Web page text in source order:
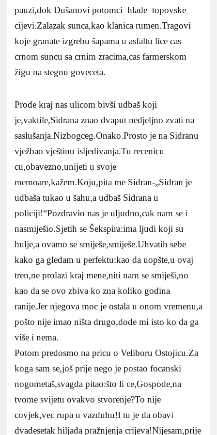
pauzi,dok Dušanovi potomci hlade topovske
cijevi.Zalazak sunca,kao klanica rumen.Tragovi
koje granate izgrebu šapama u asfaltu lice cas
crnom suncu sa crnim zracima,cas farmerskom
žigu na stegnu goveceta.
Prode kraj nas ulicom bivši udbaš koji
je,vaktile,Sidrana znao dvaput nedjeljno zvati na
saslušanja.Nizbogceg.Onako.Prosto je na Sidranu
vježbao vještinu isljedivanja.Tu recenicu
cu,obavezno,unijeti u svoje
memoare,kažem.Koju,pita me Sidran-„Sidran je
udbaša tukao u šahu,a udbaš Sidrana u
policiji!“Pozdravio nas je uljudno,cak nam se i
nasmiješio.Sjetih se Šekspira:ima ljudi koji su
hulje,a ovamo se smiješe,smiješe.Uhvatih sebe
kako ga gledam u perfektu:kao da uopšte,u ovaj
tren,ne prolazi kraj mene,niti nam se smiješi,no
kao da se ovo zbiva ko zna koliko godina
ranije.Jer njegova moc je ostala u onom vremenu,a
pošto nije imao ništa drugo,dode mi isto ko da ga
više i nema.
Potom predosmo na pricu o Veliboru Ostojicu.Za
koga sam se,još prije nego je postao focanski
nogometaš,svagda pitao:što li ce,Gospode,na
tvome svijetu ovakvo stvorenje?To nije
covjek,vec rupa u vazduhu!I tu je da obavi
dvadesetak hiljada pražnjenja crijeva!Nijesam,prije